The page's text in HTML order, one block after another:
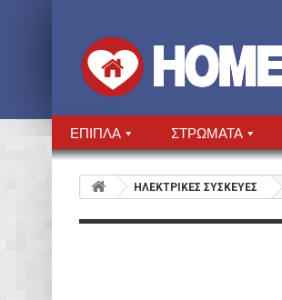
ΕΠΙΠΛΑ ΣΤΡΩΜΑΤΑ
HΛΕΚΤΡΙΚΕΣ ΣΥΣΚΕΥΕΣ